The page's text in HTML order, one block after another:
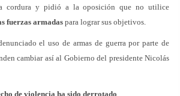
cordura y pidió a la oposición que no utilice
fuerzas armadaspara lograr sus objetivos.
el uso de armas de guerra por parte de
cambiar así al Gobierno del presidente Nicolás
de violencia ha sido derrotado